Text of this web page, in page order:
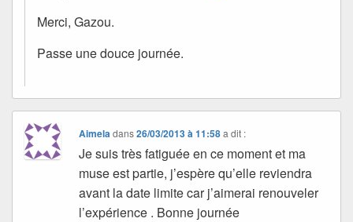
Merci, Gazou.
Passe une douce journée.
Aimeladans26/03/2013 à 11:58 a dit :
Je suis très fatiguée en ce moment et ma
muse est partie, j’espère qu’elle reviendra
avant la date limite car j’aimerai renouveler
l’expérience . Bonne journée